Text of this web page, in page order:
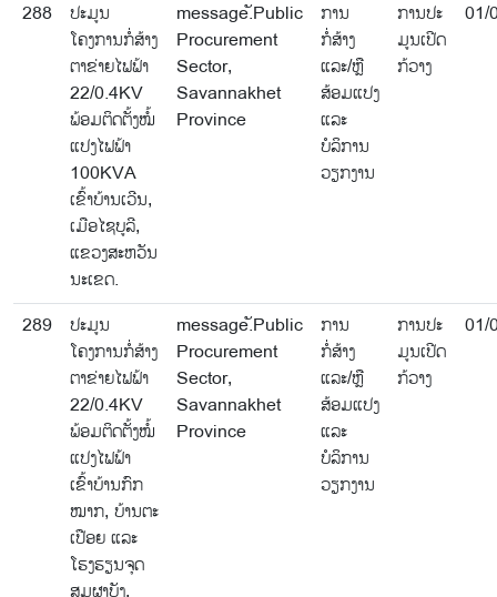
288
ປະມູນ
ໂຄງການກໍ່ສ້າງ
ຕາຂ່າຍໄຟຟ້າ
22/0.4KV
ພ້ອມຕິດຕັ້ງໝໍ້
ແປງໄຟຟ້າ
100KVA
ເຂົ້າບ້ານເວີນ,
ເມືອໄຊບູລີ,
ແຂວງສະຫວັນ
ນະເຂດ.
message.ັPublic
Procurement
Sector,
Savannakhet
Province
ການ
ກໍ່ສ້າງ
ແລະ/ຫຼື
ສ້ອມແປງ
ແລະ
ບໍລິການ
ວຽກງານ
ການປະ
ມູນເປີດ
ກ້ວາງ
01/
289
ປະມູນ
ໂຄງການກໍ່ສ້າງ
ຕາຂ່າຍໄຟຟ້າ
22/0.4KV
ພ້ອມຕິດຕັ້ງໝໍ້
ແປງໄຟຟ້າ
ເຂົ້າບ້ານກົກ
ໝາກ, ບ້ານຕະ
ເປືອຍ ແລະ
ໂຮງຮຽນຈຸດ
message.ັPublic
Procurement
Sector,
Savannakhet
Province
ການ
ກໍ່ສ້າງ
ແລະ/ຫຼື
ສ້ອມແປງ
ແລະ
ບໍລິການ
ວຽກງານ
ການປະ
ມູນເປີດ
ກ້ວາງ
01/